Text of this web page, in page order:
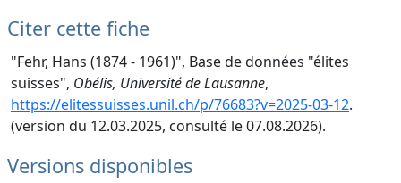
Citer cette fiche
"Fehr, Hans (1874 - 1961)", Base de données "élites
suisses", Obélis, Université de Lausanne,
https://elitessuisses.unil.ch/p/76683?v=2025-03-12.
(version du 12.03.2025, consulté le 07.08.2026).
Versions disponibles